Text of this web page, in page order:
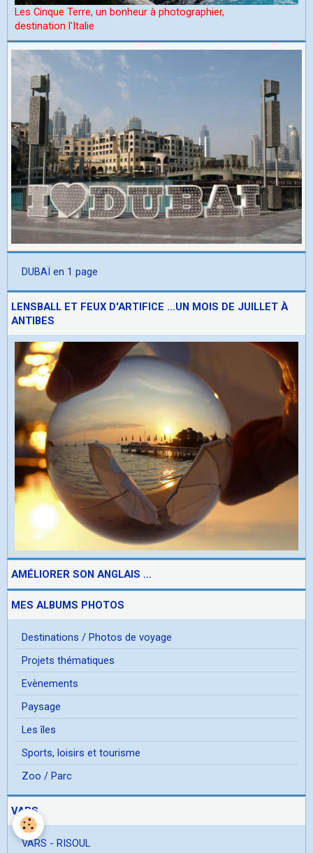
Les Cinque Terre, un bonheur à photographier,
destination l'Italie
DUBAÏ en 1 page
LENSBALL ET FEUX D'ARTIFICE ...UN MOIS DE JUILLET À
ANTIBES
AMÉLIORER SON ANGLAIS ...
MES ALBUMS PHOTOS
Destinations / Photos de voyage
Projets thématiques
Evènements
Paysage
Les îles
Sports, loisirs et tourisme
Zoo / Parc
VARS
VARS - RISOUL